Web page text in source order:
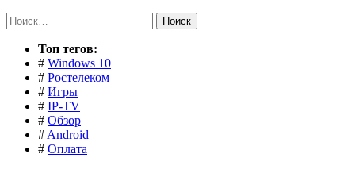
Найти:
Toп тегов:
# Windows 10
# Ростелеком
# Игры
# IP-TV
# Обзор
# Android
# Оплата